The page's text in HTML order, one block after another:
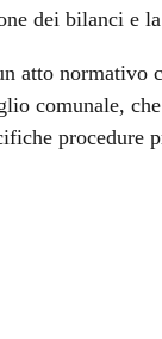
dei bilanci e
atto normativo
comunale,
procedure